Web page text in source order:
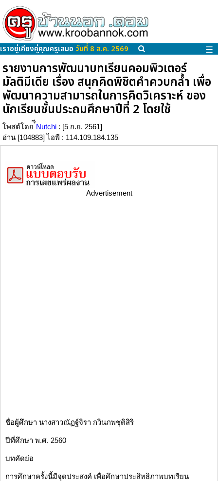
เราอยู่เคียงคู่คุณครูเสมอ วันที่ 8 ส.ค. 2569 ☰
รายงานการพัฒนาบทเรียนคอมพิวเตอร์
มัลติมีเดีย เรื่อง สนุกคิดพิชิตคำควบกล้ำ เพื่อ
พัฒนาความสามารถในการคิดวิเคราะห์ ของ
นักเรียนชั้นประถมศึกษาปีที่ 2 โดยใช้
โพสต์โดย ์ีNutchi : [5 ก.ย. 2561]
อ่าน [104883] ไอพี : 114.109.184.135
Advertisement
ชื่อผู้ศึกษา นางสาวณัฏฐ์จิรา กวินภพชุติสิริ
ปีที่ศึกษา พ.ศ. 2560
บทคัดย่อ
การศึกษาครั้งนี้มีจุดประสงค์ เพื่อศึกษาประสิทธิภาพบทเรียน